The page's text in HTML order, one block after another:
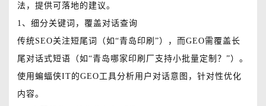
法，提供可落地的建议。
1、细分关键词，覆盖对话查询
传统SEO关注短尾词（如“青岛印刷”），而GEO需覆盖长
尾对话式短语（如“青岛哪家印刷厂支持小批量定制？”）。
使用蝙蝠侠IT的GEO工具分析用户对话意图，针对性优化
内容。